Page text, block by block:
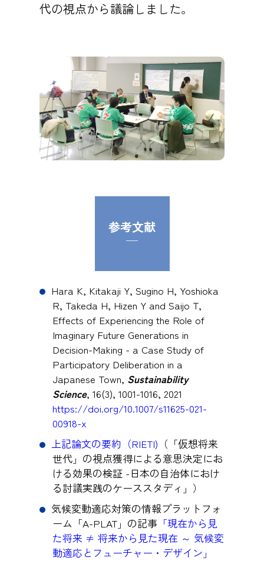
代の視点から議論しました。
参考文献
─
Hara K, Kitakaji Y, Sugino H, Yoshioka
R, Takeda H, Hizen Y and Saijo T,
Effects of Experiencing the Role of
Imaginary Future Generations in
Decision-Making - a Case Study of
Participatory Deliberation in a
Japanese Town, Sustainability
Science, 16(3), 1001-1016, 2021
https://doi.org/10.1007/s11625-021-
00918-x
上記論文の要約（RIETI) （「仮想将来
世代」の視点獲得による意思決定にお
ける効果の検証 -日本の自治体におけ
る討議実践のケーススタディ」）
気候変動適応対策の情報プラットフォ
ーム「A-PLAT」の記事 「現在から見
た将来 ≠ 将来から見た現在 ～ 気候変
動適応とフューチャー・デザイン」